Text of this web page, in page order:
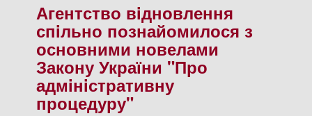
Агентство вiдновлення
спiльно познайомилося з
основними новелами
Закону України "Про
адмiнiстративну
процедуру"